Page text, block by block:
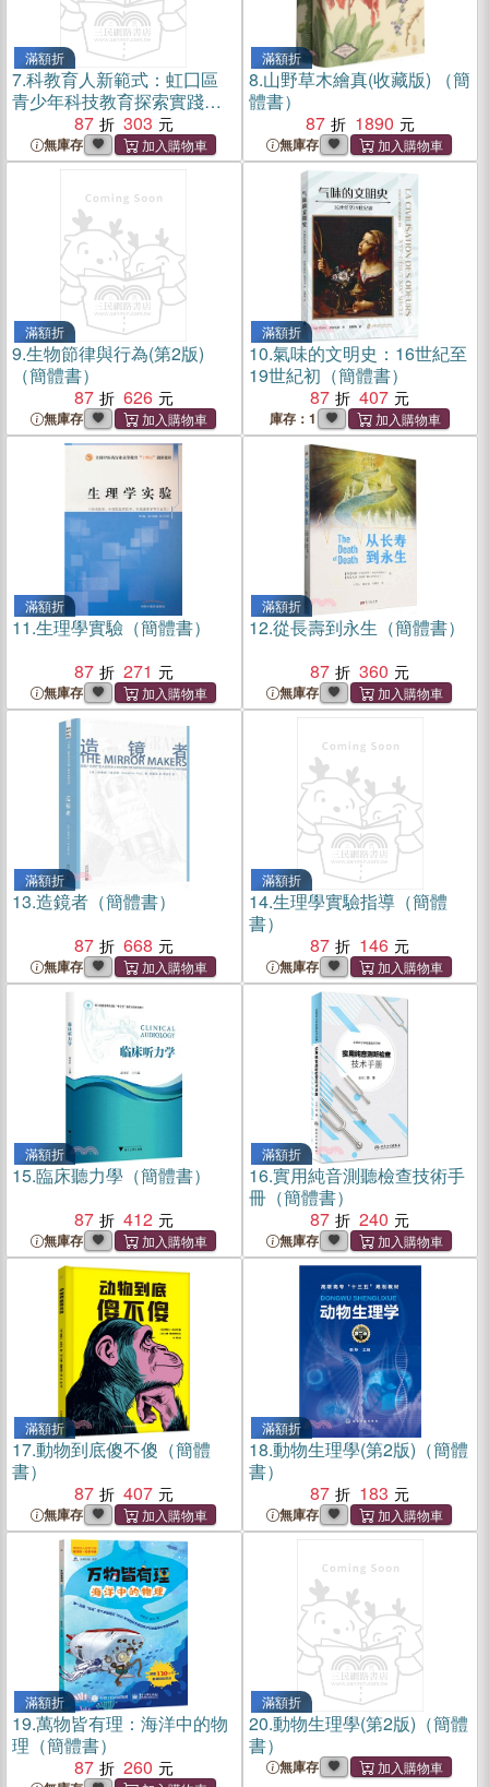
滿額折
7.科教育人新範式：虹囗區
青少年科技教育探索實踐之
路（簡體書）
87 303
無庫存
滿額折
8.山野草木繪真(收藏版) （簡
體書）
87
1890
無庫存
滿額折
9.生物節律與行為(第2版)
（簡體書）
87
626
無庫存
滿額折
10.氣味的文明史：16世紀至
19世紀初（簡體書）
87
407
庫存：1
滿額折
11.生理學實驗（簡體書）
87
271
無庫存
滿額折
12.從長壽到永生（簡體書）
87
360
無庫存
滿額折
13.造鏡者（簡體書）
87
668
無庫存
滿額折
14.生理學實驗指導（簡體
書）
87
146
無庫存
滿額折
15.臨床聽力學（簡體書）
87
412
無庫存
滿額折
16.實用純音測聽檢查技術手
冊（簡體書）
87
240
無庫存
滿額折
17.動物到底傻不傻（簡體
書）
87
407
無庫存
滿額折
18.動物生理學(第2版)（簡體
書）
87
183
無庫存
滿額折
19.萬物皆有理：海洋中的物
理（簡體書）
87
260
滿額折
20.動物生理學(第2版)（簡體
書）
無庫存